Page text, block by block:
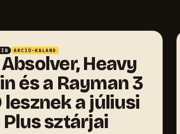
AKCIÓ-KALAND
Heavy
és a Rayman 3
lesznek a júliusi
Plus sztárjai